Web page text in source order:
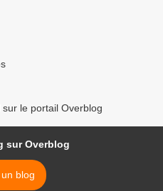
le portail Overblog
sur Overblog
blog